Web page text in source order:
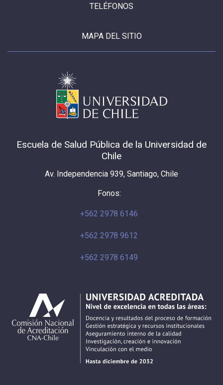
TELÉFONOS
MAPA DEL SITIO
Escuela de Salud Pública de la Universidad de
Chile
Av. Independencia 939, Santiago, Chile
Fonos:
+562 2978 6146
+562 2978 9612
+562 2978 6149